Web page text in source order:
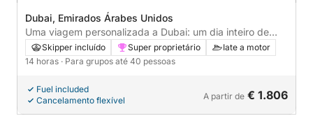
Dubai, Emirados Árabes Unidos
Uma viagem personalizada a Dubai: um dia inteiro de
magia a bordo de um iate a motor.
Skipper incluído Super proprietário
Iate a motor
14 horas · Para grupos até 40 pessoas
Fuel included
Cancelamento flexível
A partir de € 1.806